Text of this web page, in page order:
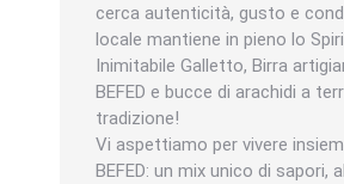
cerca autenticità, gusto e
locale mantiene in pieno lo
Inimitabile Galletto, Birra
BEFED e bucce di arachidi a
tradizione!
Vi aspettiamo per vivere
BEFED: un mix unico di sapori,